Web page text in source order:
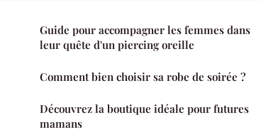
Guide pour accompagner les femmes dans
leur quête d'un piercing oreille
Comment bien choisir sa robe de soirée ?
Découvrez la boutique idéale pour futures
mamans